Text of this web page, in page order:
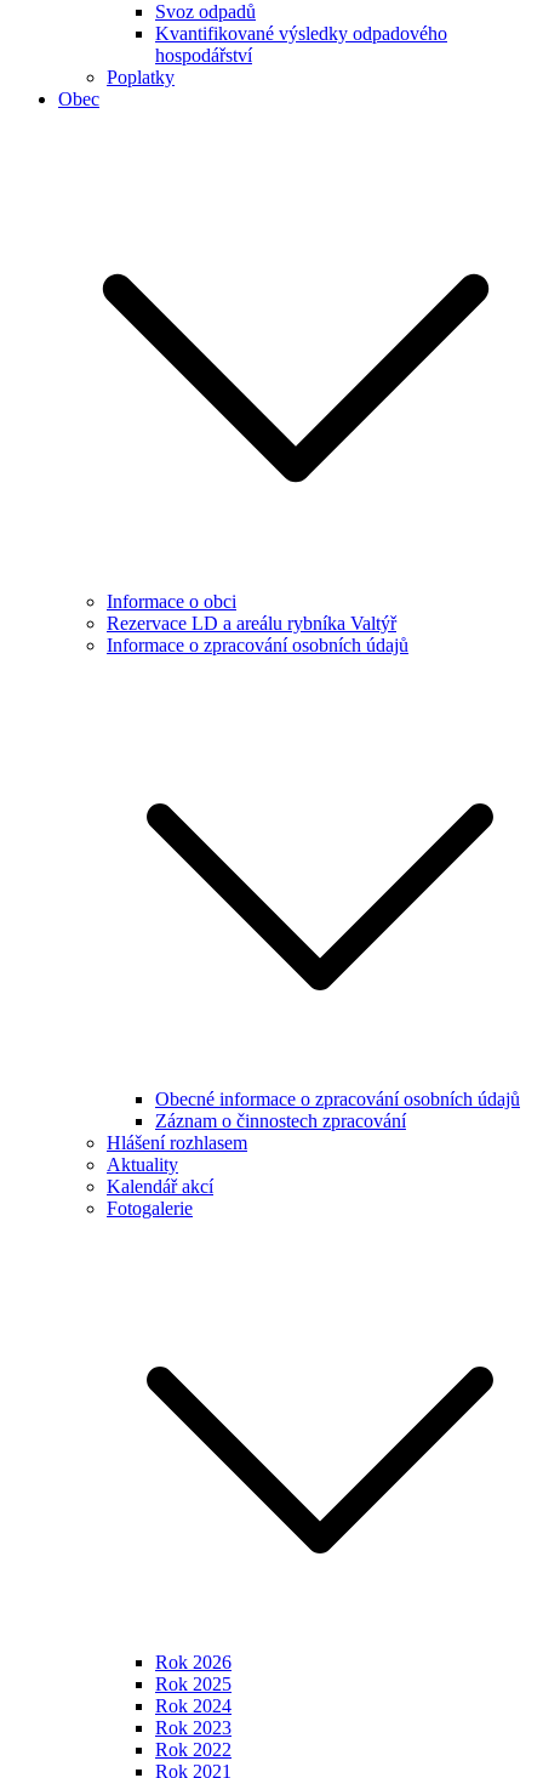
Svoz odpadů
Kvantifikované výsledky odpadového
hospodářství
Poplatky
Obec
Informace o obci
Rezervace LD a areálu rybníka Valtýř
Informace o zpracování osobních údajů
Obecné informace o zpracování osobních údajů
Záznam o činnostech zpracování
Hlášení rozhlasem
Aktuality
Kalendář akcí
Fotogalerie
Rok 2026
Rok 2025
Rok 2024
Rok 2023
Rok 2022
Rok 2021